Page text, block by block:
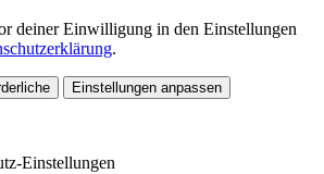
deiner Einwilligung in den Einstellungen
.
Einstellungen anpassen
Einstellungen